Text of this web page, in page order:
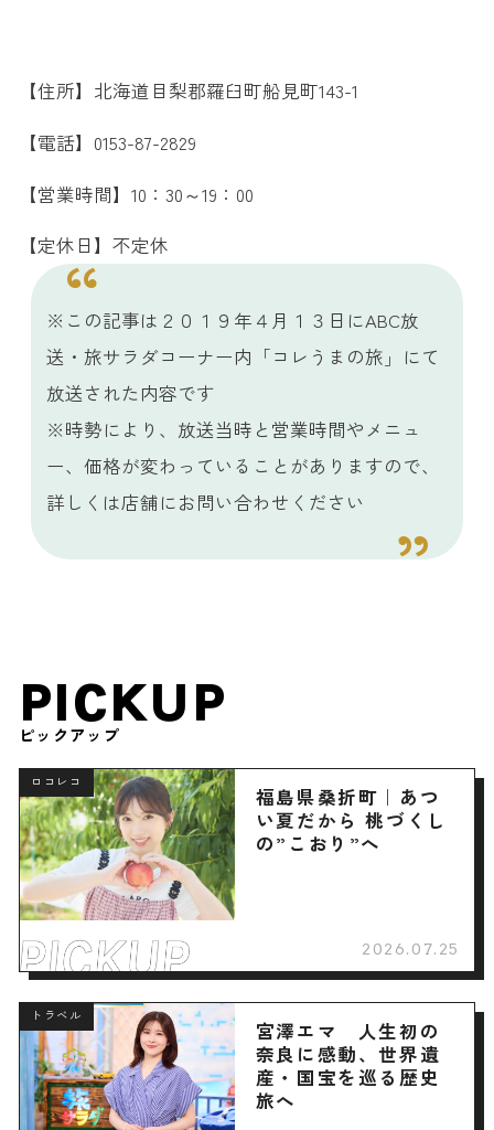
【住所】北海道目梨郡羅臼町船見町143-1
【電話】0153-87-2829
【営業時間】10：30～19：00
【定休日】不定休
※この記事は２０１９年４月１３日にABC放
送・旅サラダコーナー内「コレうまの旅」にて
放送された内容です
※時勢により、放送当時と営業時間やメニュ
ー、価格が変わっていることがありますので、
詳しくは店舗にお問い合わせください
PICKUP
ピックアップ
ロコレコ
福島県桑折町｜あつ
い夏だから 桃づくし
の”こおり”へ
2026.07.25
トラベル
宮澤エマ 人生初の
奈良に感動、世界遺
産・国宝を巡る歴史
旅へ